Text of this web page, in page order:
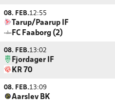
08. FEB.12:55
Tarup/Paarup IF
FC Faaborg (2)
08. FEB.13:02
Fjordager IF
KR 70
08. FEB.13:09
Aarslev BK